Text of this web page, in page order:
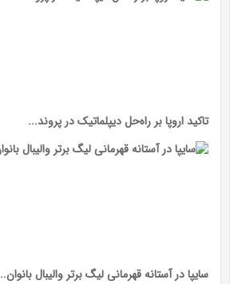
تاکید اروپا بر راه‌حل دیپلماتیک در پروند...
سایپا در آستانه قهرمانی لیگ برتر والیبال بانوان...